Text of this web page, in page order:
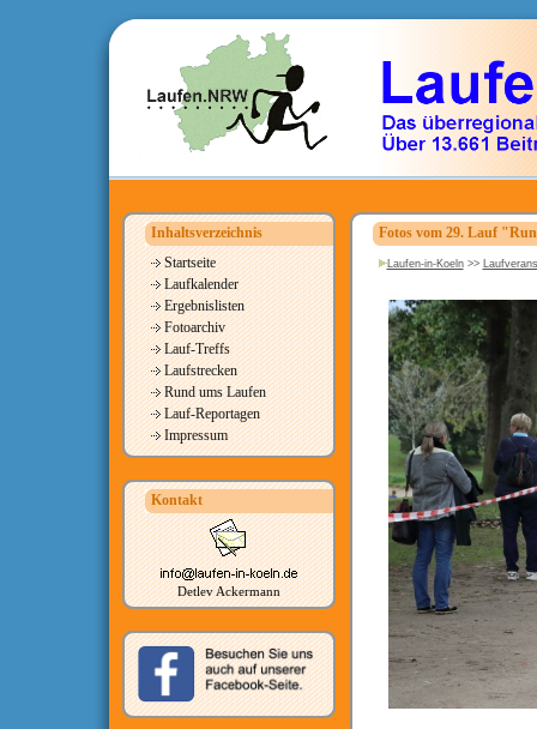
Inhaltsverzeichnis
Startseite
Laufkalender
Ergebnislisten
Fotoarchiv
Lauf-Treffs
Laufstrecken
Rund ums Laufen
Lauf-Reportagen
Impressum
Kontakt
Detlev Ackermann
Fotos vom 29. Lauf
Laufen-in-Koeln>>